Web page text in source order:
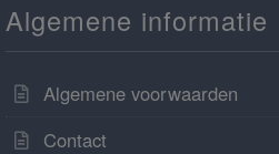
Algemene informatie
Algemene voorwaarden
Contact